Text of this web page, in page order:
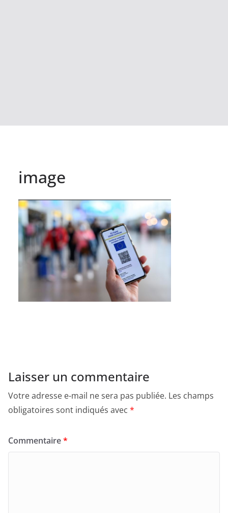
image
Laisser un commentaire
Votre adresse e-mail ne sera pas publiée. Les champs
obligatoires sont indiqués avec *
Commentaire*